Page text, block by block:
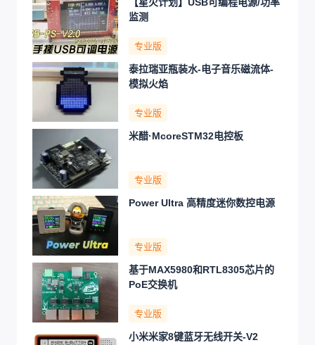
监测
专业版
泰拉瑞亚瓶装水-电子音乐磁流体-
模拟火焰
专业版
米醋·McoreSTM32电控板
专业版
Power Ultra 高精度迷你数控电源
专业版
基于MAX5980和RTL8305芯片的
PoE交换机
专业版
小米米家8键蓝牙无线开关-V2